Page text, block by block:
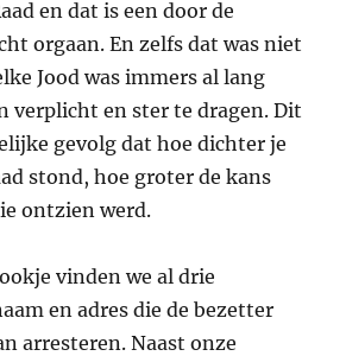
en dat is een door de
orgaan. En zelfs dat was niet
Jood was immers al lang
verplicht en ster te dragen. Dit
gevolg dat hoe dichter je
stond, hoe groter de kans
ontzien werd.
vinden we al drie
en adres die de bezetter
arresteren. Naast onze